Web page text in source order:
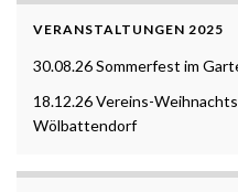
VERANSTALTUNGEN 2025
30.08.26 Sommerfest im
18.12.26 Vereins-
Wölbattendorf